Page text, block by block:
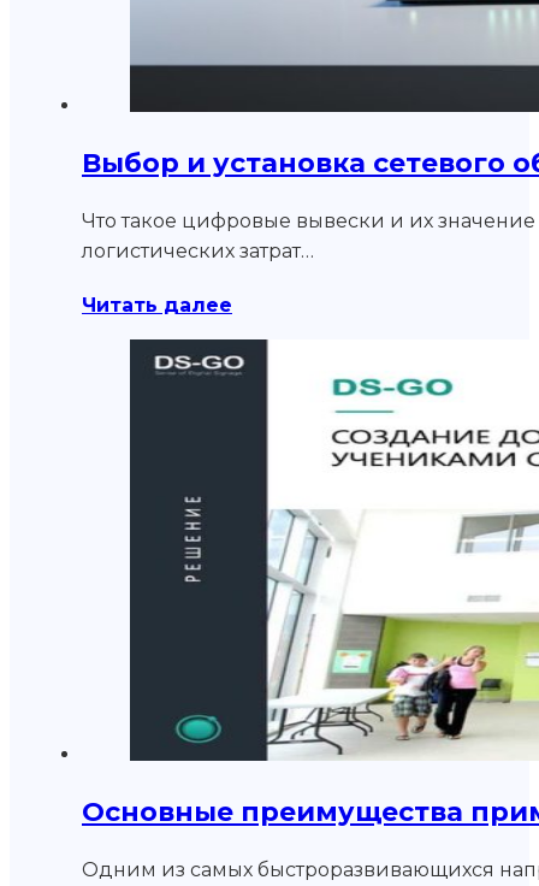
Выбор и установка сетевого
Что такое цифровые вывески и их
логистических затрат…
Читать далее
Основные преимущества
Одним из самых быстроразвивающихся